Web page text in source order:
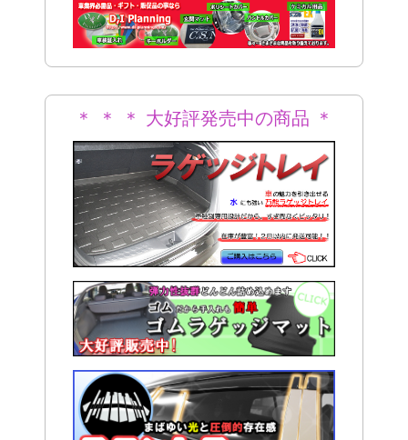
＊
＊ ＊ ＊ 大好評発売中の商品 ＊
＊ ＊